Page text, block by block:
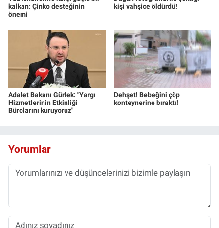
kalkan: Çinko desteğinin
önemi
kişi vahşice öldürdü!
Adalet Bakanı Gürlek: "Yargı
Hizmetlerinin Etkinliği
Bürolarını kuruyoruz"
Dehşet! Bebeğini çöp
konteynerine bıraktı!
Yorumlar